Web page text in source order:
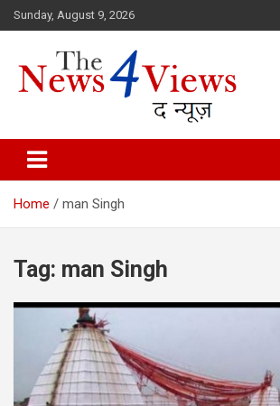
Skip
to
Sunday, August 9, 2026
TheNews4Views
Home man Singh
Tag: man Singh